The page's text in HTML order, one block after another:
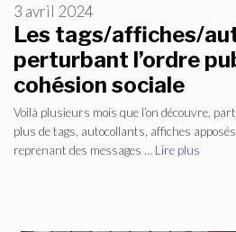
Les tags/affiches/
perturbant l’ordre
cohésion sociale
3 avril 2024
Voilà plusieurs mois que l’on découvre,
plus de tags, autocollants, affiches
reprenant des messages … Lire plus